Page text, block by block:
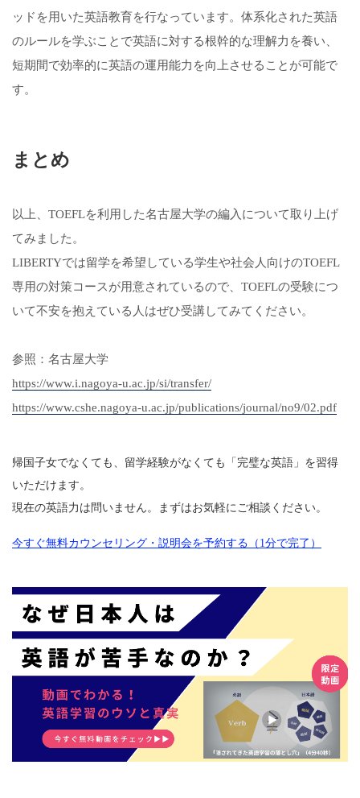
ッドを用いた英語教育を行なっています。体系化された英語
のルールを学ぶことで英語に対する根幹的な理解力を養い、
短期間で効率的に英語の運用能力を向上させることが可能で
す。
まとめ
以上、TOEFLを利用した名古屋大学の編入について取り上げ
てみました。
LIBERTYでは留学を希望している学生や社会人向けのTOEFL
専用の対策コースが用意されているので、TOEFLの受験につ
いて不安を抱えている人はぜひ受講してみてください。
参照：名古屋大学
https://www.i.nagoya-u.ac.jp/si/transfer/
https://www.cshe.nagoya-u.ac.jp/publications/journal/no9/02.pdf
帰国子女でなくても、留学経験がなくても「完璧な英語」を習得
いただけます。
現在の英語力は問いません。まずはお気軽にご相談ください。
今すぐ無料カウンセリング・説明会を予約する（1分で完了）